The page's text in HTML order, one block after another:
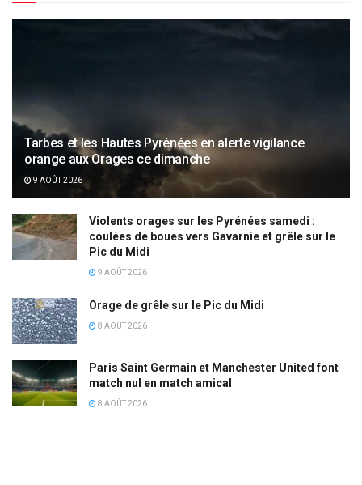
Tarbes et les Hautes Pyrénées en alerte vigilance
orange aux Orages ce dimanche
9 AOÛT 2026
Violents orages sur les Pyrénées samedi :
coulées de boues vers Gavarnie et grêle sur le
Pic du Midi
9 AOÛT 2026
Orage de grêle sur le Pic du Midi
8 AOÛT 2026
Paris Saint Germain et Manchester United font
match nul en match amical
8 AOÛT 2026